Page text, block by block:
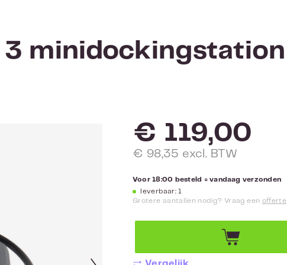
minidockingstation
€ 119,00
€ 98,35 excl. BTW
Voor 18:00 besteld = vandaag verzonden
leverbaar: 1
Grotere aantallen nodig? Vraag een offerte